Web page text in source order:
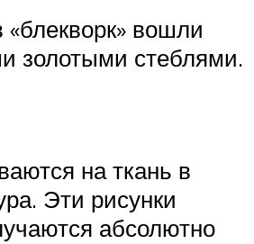
вошли
золотыми стеблями.
на ткань в
Эти рисунки
абсолютно